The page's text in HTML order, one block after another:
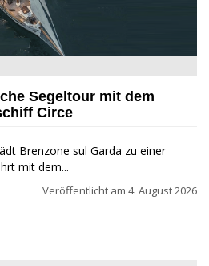
Circe auf dem Gardasee.
Segeltour mit dem
Circe
Brenzone sul Garda zu einer
mit dem...
Veröffentlicht am 4. August 2026